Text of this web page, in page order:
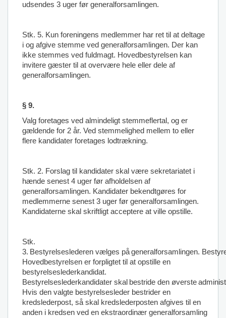
udsendes 3 uger før generalforsamlingen.
Stk. 5. Kun foreningens medlemmer har ret til at deltage
i og afgive stemme ved generalforsamlingen. Der kan
ikke stemmes ved fuldmagt. Hovedbestyrelsen kan
invitere gæster til at overvære hele eller dele af
generalforsamlingen.
§ 9.
Valg foretages ved almindeligt stemmeflertal, og er
gældende for 2 år. Ved stemmelighed mellem to eller
flere kandidater foretages lodtrækning.
Stk. 2. Forslag til kandidater skal være sekretariatet i
hænde senest 4 uger før afholdelsen af
generalforsamlingen. Kandidater bekendtgøres for
medlemmerne senest 3 uger før generalforsamlingen.
Kandidaterne skal skriftligt acceptere at ville opstille.
Stk.
3. Bestyrelseslederen vælges på generalforsamlingen.
Hovedbestyrelsen er forpligtet til at opstille en
bestyrelseslederkandidat.
Bestyrelseslederkandidater skal bestride den øverste
Hvis den valgte bestyrelsesleder bestrider en
kredslederpost, så skal kredslederposten afgives til en
anden i kredsen ved en ekstraordinær generalforsamling